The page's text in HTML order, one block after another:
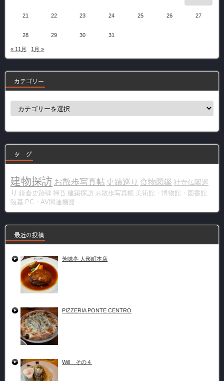
21 22 23 24 25 26 27
28 29 30 31
« 11月 1月 »
カテゴリー
カ
ー
タ グ
建物探訪 お散歩写真帖 史蹟巡り 食物図鑑 社寺仏閣巡
り 鎌倉史跡碑 掃苔 建築探訪 お散歩写真帳 美術館・博物館・図書館
陵墓 PC・AV関連機器
最近の投稿
芳味亭 人形町本店
PIZZERIA PONTE CENTRO
Will その４